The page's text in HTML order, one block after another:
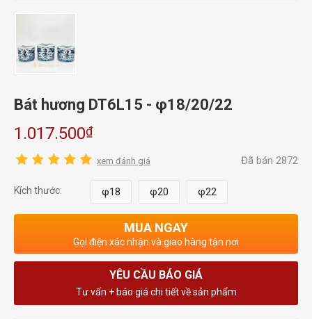
Bát hương DT6L15 - φ18/20/22
1.017.500₫
xem đánh giá Đã bán 2872
Kích thước: φ18 φ20 φ22
MUA NGAY
Gọi điện xác nhận và giao hàng tận nơi
YÊU CẦU BÁO GIÁ
Tư vấn + báo giá chi tiết về sản phẩm